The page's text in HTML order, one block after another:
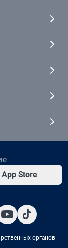
App Store
органов